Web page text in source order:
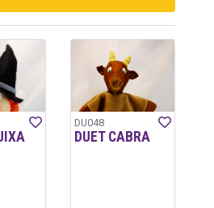
DU048
DUET CABRA